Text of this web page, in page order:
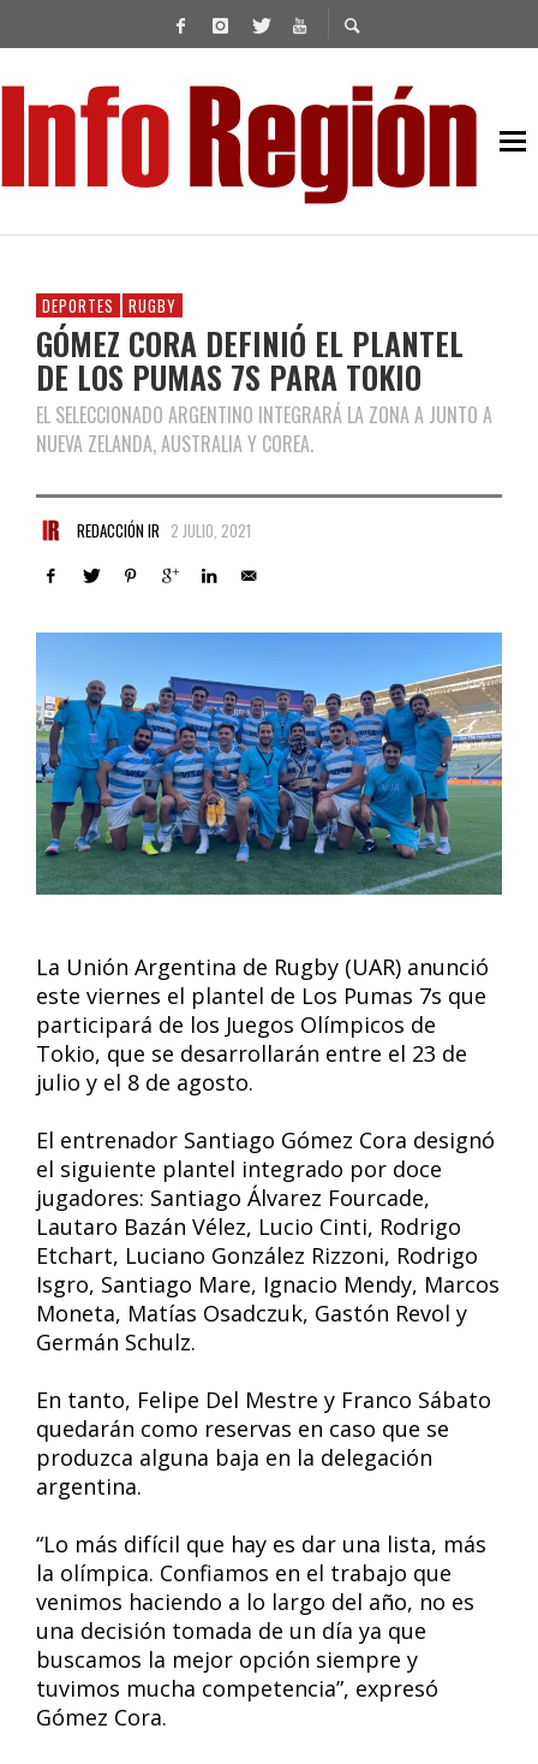
DEPORTES RUGBY
GÓMEZ CORA DEFINIÓ EL PLANTEL
DE LOS PUMAS 7S PARA TOKIO
EL SELECCIONADO ARGENTINO INTEGRARÁ LA ZONA A JUNTO A
NUEVA ZELANDA, AUSTRALIA Y COREA.
REDACCIÓN IR 2 JULIO, 2021
La Unión Argentina de Rugby (UAR) anunció
este viernes el plantel de Los Pumas 7s que
participará de los Juegos Olímpicos de
Tokio, que se desarrollarán entre el 23 de
julio y el 8 de agosto.
El entrenador Santiago Gómez Cora designó
el siguiente plantel integrado por doce
jugadores: Santiago Álvarez Fourcade,
Lautaro Bazán Vélez, Lucio Cinti, Rodrigo
Etchart, Luciano González Rizzoni, Rodrigo
Isgro, Santiago Mare, Ignacio Mendy, Marcos
Moneta, Matías Osadczuk, Gastón Revol y
Germán Schulz.
En tanto, Felipe Del Mestre y Franco Sábato
quedarán como reservas en caso que se
produzca alguna baja en la delegación
argentina.
“Lo más difícil que hay es dar una lista, más
la olímpica. Confiamos en el trabajo que
venimos haciendo a lo largo del año, no es
una decisión tomada de un día ya que
buscamos la mejor opción siempre y
tuvimos mucha competencia”, expresó
Gómez Cora.